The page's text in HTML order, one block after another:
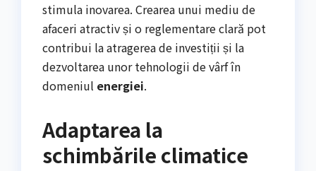
stimula inovarea. Crearea unui mediu de
afaceri atractiv și o reglementare clară pot
contribui la atragerea de investiții și la
dezvoltarea unor tehnologii de vârf în
domeniul energiei.
Adaptarea la
schimbările climatice